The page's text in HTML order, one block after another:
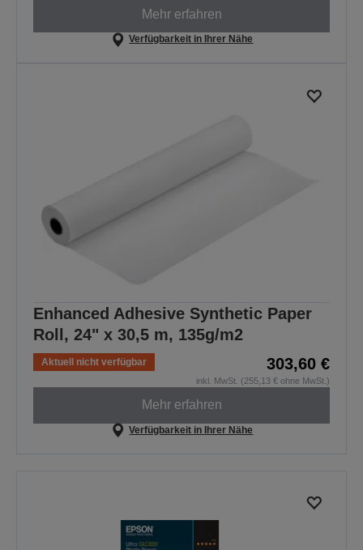
Mehr erfahren
Verfügbarkeit in Ihrer Nähe
Enhanced Adhesive Synthetic Paper
Roll, 24" x 30,5 m, 135g/m2
Aktuell nicht verfügbar 303,60 €
inkl. MwSt. (255,13 € ohne MwSt.)
Mehr erfahren
Verfügbarkeit in Ihrer Nähe